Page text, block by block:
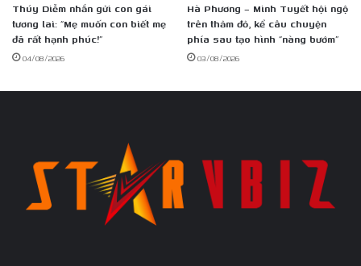
Thúy Diễm nhắn gửi con gái
tương lai: “Mẹ muốn con biết mẹ
đã rất hạnh phúc!”
04/08/2026
Hà Phương – Minh Tuyết hội ngộ
trên thảm đỏ, kể câu chuyện
phía sau tạo hình “nàng bướm”
03/08/2026